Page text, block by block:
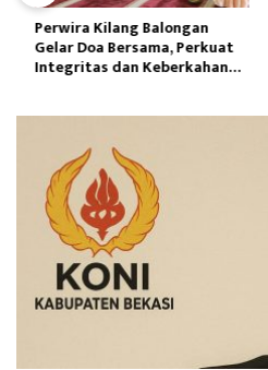
Perwira Kilang Balongan
Gelar Doa Bersama, Perkuat
Integritas dan Keberkahan